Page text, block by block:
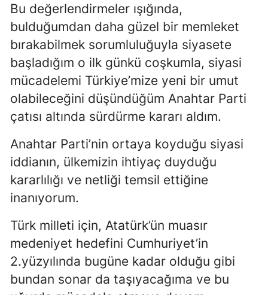
Bu değerlendirmeler ışığında,
bulduğumdan daha güzel bir memleket
bırakabilmek sorumluluğuyla siyasete
başladığım o ilk günkü coşkumla, siyasi
mücadelemi Türkiye’mize yeni bir umut
olabileceğini düşündüğüm Anahtar Parti
çatısı altında sürdürme kararı aldım.
Anahtar Parti’nin ortaya koyduğu siyasi
iddianın, ülkemizin ihtiyaç duyduğu
kararlılığı ve netliği temsil ettiğine
inanıyorum.
Türk milleti için, Atatürk’ün muasır
medeniyet hedefini Cumhuriyet’in
2.yüzyılında bugüne kadar olduğu gibi
bundan sonar da taşıyacağıma ve bu